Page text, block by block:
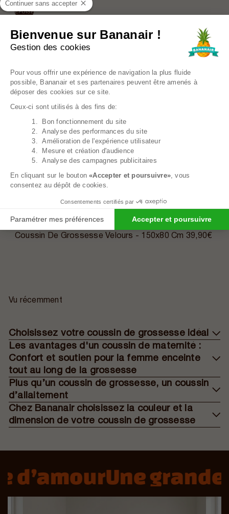
ÉPUISÉ
Coussin De Grossesse Velours - 150x80 Cm 39,90€
Vu récemment
Choisissez votre coussin de grossesse idéal
Les avantages d'un coussin de maternité :
Confort et soutien pour la femme enceinte
tout au long de la grossesse
Plus qu’un coussin de grossesse, un coussin
d’allaitement
Chez Bananair choisissez la couleur et la
dimension de votre coussin de grossesse
Une grande
Continuer sans accepter
Bienvenue sur Bananair !
Gestion des cookies
Plateforme de Gestion du
Pour vous offrir une expérience de navigation la plus fluide
possible, Bananair et ses partenaires peuvent être amenés à
déposer des cookies sur ce site.
Ceux-ci sont utilisés à des fins de:
1. Bon fonctionnement du site
2. Analyse des performances du site
3. Amélioration de l'expérience utilisateur
4. Mesure et création d'audience
5. Analyse des campagnes publicitaires
En cliquant sur le bouton«Accepter et poursuivre» , vous
consentez au dépôt de cookies.
Consentements certifiés par
Paramétrer mes préférences Accepter et poursuivre
Axeptio consent